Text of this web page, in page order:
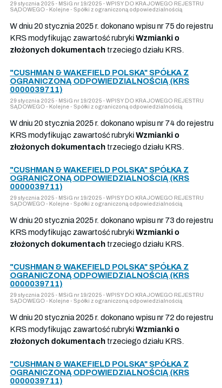
29 stycznia 2025 - MSiG nr 19/2025 - WPISY DO KRAJOWEGO REJESTRU
SĄDOWEGO - Kolejne - Spółki z ograniczoną odpowiedzialnością
W dniu 20 stycznia 2025 r. dokonano wpisu nr 75 do rejestru
KRS modyfikując zawartość rubrykiWzmianki o
złożonych dokumentach trzeciego działu KRS.
"CUSHMAN & WAKEFIELD POLSKA" SPÓŁKA Z
OGRANICZONĄ ODPOWIEDZIALNOŚCIĄ (KRS
0000039711)
29 stycznia 2025 - MSiG nr 19/2025 - WPISY DO KRAJOWEGO REJESTRU
SĄDOWEGO - Kolejne - Spółki z ograniczoną odpowiedzialnością
W dniu 20 stycznia 2025 r. dokonano wpisu nr 74 do rejestru
KRS modyfikując zawartość rubrykiWzmianki o
złożonych dokumentach trzeciego działu KRS.
"CUSHMAN & WAKEFIELD POLSKA" SPÓŁKA Z
OGRANICZONĄ ODPOWIEDZIALNOŚCIĄ (KRS
0000039711)
29 stycznia 2025 - MSiG nr 19/2025 - WPISY DO KRAJOWEGO REJESTRU
SĄDOWEGO - Kolejne - Spółki z ograniczoną odpowiedzialnością
W dniu 20 stycznia 2025 r. dokonano wpisu nr 73 do rejestru
KRS modyfikując zawartość rubrykiWzmianki o
złożonych dokumentach trzeciego działu KRS.
"CUSHMAN & WAKEFIELD POLSKA" SPÓŁKA Z
OGRANICZONĄ ODPOWIEDZIALNOŚCIĄ (KRS
0000039711)
29 stycznia 2025 - MSiG nr 19/2025 - WPISY DO KRAJOWEGO REJESTRU
SĄDOWEGO - Kolejne - Spółki z ograniczoną odpowiedzialnością
W dniu 20 stycznia 2025 r. dokonano wpisu nr 72 do rejestru
KRS modyfikując zawartość rubrykiWzmianki o
złożonych dokumentach trzeciego działu KRS.
"CUSHMAN & WAKEFIELD POLSKA" SPÓŁKA Z
OGRANICZONĄ ODPOWIEDZIALNOŚCIĄ (KRS
0000039711)